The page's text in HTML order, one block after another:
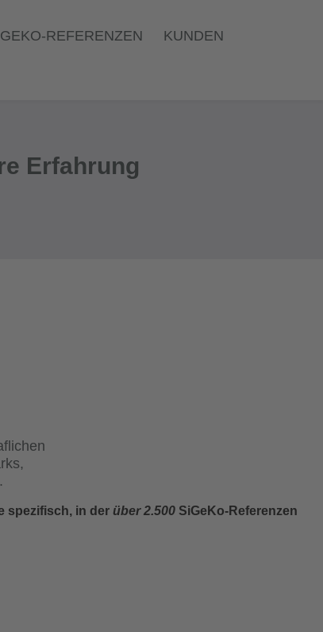
REFERENZEN
KUNDEN
Erfahrung
spezifisch, in der über 2.500 SiGeKo-Referenzen